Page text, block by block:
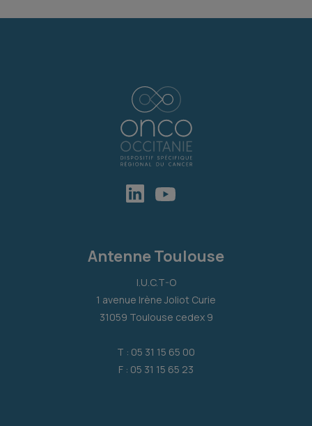
Antenne Toulouse
I.U.C.T-O
1 avenue Irène Joliot Curie
31059 Toulouse cedex 9
T : 05 31 15 65 00
F : 05 31 15 65 23